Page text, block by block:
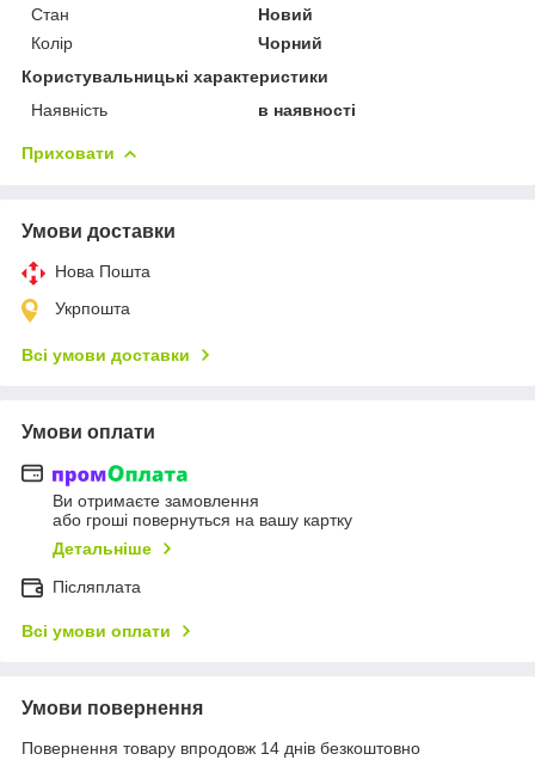
Стан
Новий
Колір
Чорний
Користувальницькі характеристики
Наявність
в наявності
Приховати
Умови доставки
Нова Пошта
Укрпошта
Всі умови доставки
Умови оплати
Ви отримаєте замовлення
або гроші повернуться на вашу картку
Детальніше
Післяплата
Всі умови оплати
Умови повернення
Повернення товару впродовж 14 днів безкоштовно